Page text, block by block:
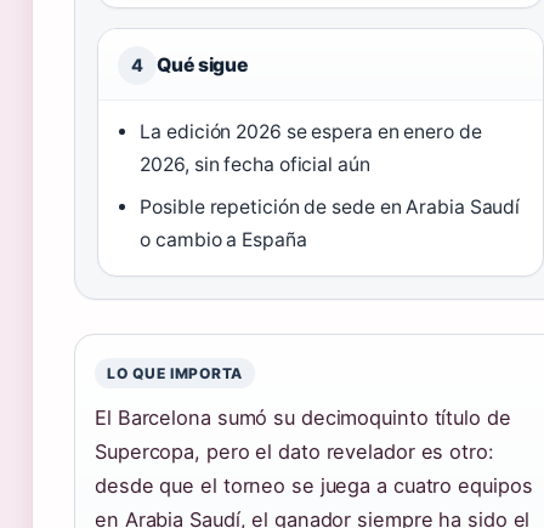
4 Qué sigue
La edición 2026 se espera en enero de
2026, sin fecha oficial aún
Posible repetición de sede en Arabia Saudí
o cambio a España
LO QUE IMPORTA
El Barcelona sumó su decimoquinto título de
Supercopa, pero el dato revelador es otro:
desde que el torneo se juega a cuatro equipos
en Arabia Saudí, el ganador siempre ha sido el